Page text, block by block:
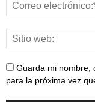
Guarda mi nombre,
para la próxima vez